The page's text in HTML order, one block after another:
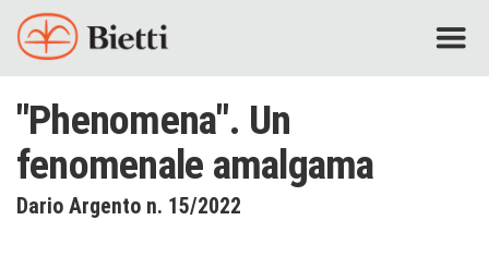
"Phenomena". Un
fenomenale amalgama
Dario Argento n. 15/2022